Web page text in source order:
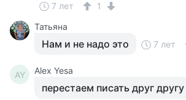
7 лет
1
Татьяна
Нам и не надо это 7 лет
AY Alex Yesa
перестаем писать друг другу